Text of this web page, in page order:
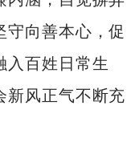
守向善本心，促
入百姓日常生
新风正气不断充